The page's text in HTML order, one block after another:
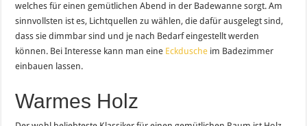
welches für einen gemütlichen Abend in der Badewanne sorgt. Am
sinnvollsten ist es, Lichtquellen zu wählen, die dafür ausgelegt sind,
dass sie dimmbar sind und je nach Bedarf eingestellt werden
können. Bei Interesse kann man eine Eckdusche im Badezimmer
einbauen lassen.
Warmes Holz